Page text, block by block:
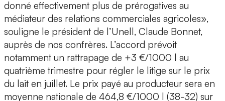
donné effectivement plus de prérogatives au
médiateur des relations commerciales agricoles»,
souligne le président de l’Unell, Claude Bonnet,
auprès de nos confrères. L’accord prévoit
notamment un rattrapage de +3 €/1000 l au
quatrième trimestre pour régler le litige sur le prix
du lait en juillet. Le prix payé au producteur sera en
moyenne nationale de 464,8 €/1000 l (38-32) sur